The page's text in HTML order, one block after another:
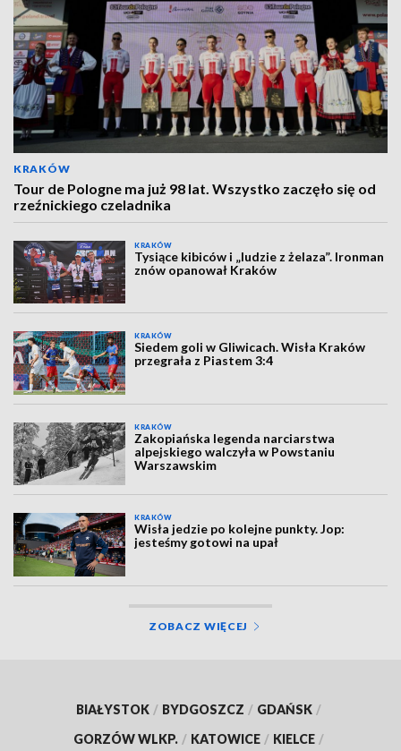
KRAKÓW
Tour de Pologne ma już 98 lat. Wszystko zaczęło się od
rzeźnickiego czeladnika
KRAKÓW
Tysiące kibiców i „ludzie z żelaza”. Ironman
znów opanował Kraków
KRAKÓW
Siedem goli w Gliwicach. Wisła Kraków
przegrała z Piastem 3:4
KRAKÓW
Zakopiańska legenda narciarstwa
alpejskiego walczyła w Powstaniu
Warszawskim
KRAKÓW
Wisła jedzie po kolejne punkty. Jop:
jesteśmy gotowi na upał
ZOBACZ WIĘCEJ
BIAŁYSTOK / BYDGOSZCZ / GDAŃSK /
GORZÓW WLKP. / KATOWICE / KIELCE /